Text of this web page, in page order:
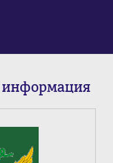
информация